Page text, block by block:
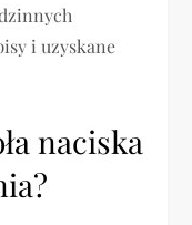
i uzyskane
naciska